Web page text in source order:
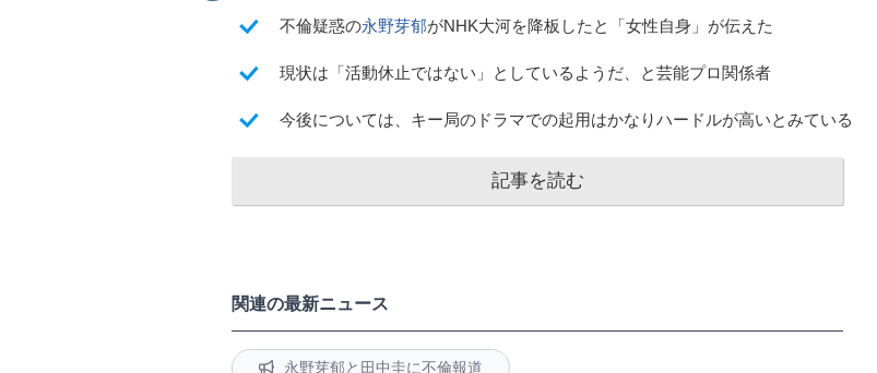
不倫疑惑の永野芽郁がNHK大河を降板したと「女性自身」が伝えた
現状は「活動休止ではない」としているようだ、と芸能プロ関係者
今後については、キー局のドラマでの起用はかなりハードルが高いとみている
記事を読む
関連の最新ニュース
永野芽郁と田中圭に不倫報道